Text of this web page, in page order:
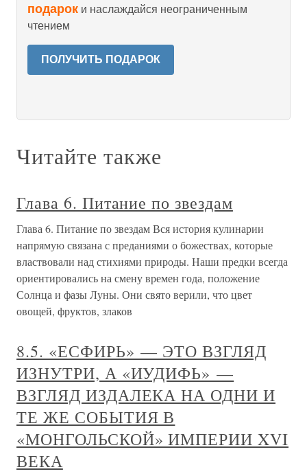
подарок и наслаждайся неограниченным
чтением
ПОЛУЧИТЬ ПОДАРОК
Читайте также
Глава 6. Питание по звездам
Глава 6. Питание по звездам Вся история кулинарии
напрямую связана с преданиями о божествах, которые
властвовали над стихиями природы. Наши предки всегда
ориентировались на смену времен года, положение
Солнца и фазы Луны. Они свято верили, что цвет
овощей, фруктов, злаков
8.5. «ЕСФИРЬ» — ЭТО ВЗГЛЯД
ИЗНУТРИ, А «ИУДИФЬ» —
ВЗГЛЯД ИЗДАЛЕКА НА ОДНИ И
ТЕ ЖЕ СОБЫТИЯ В
«МОНГОЛЬСКОЙ» ИМПЕРИИ XVI
ВЕКА